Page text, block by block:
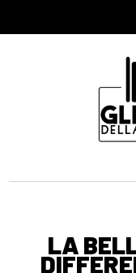
LA